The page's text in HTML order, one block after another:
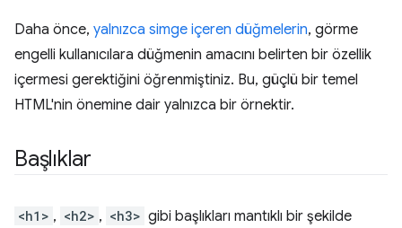
Daha önce, yalnızca simge içeren düğmelerin, görme
engelli kullanıcılara düğmenin amacını belirten bir özellik
içermesi gerektiğini öğrenmiştiniz. Bu, güçlü bir temel
HTML'nin önemine dair yalnızca bir örnektir.
Başlıklar
<h1> , <h2> , <h3> gibi başlıkları mantıklı bir şekilde